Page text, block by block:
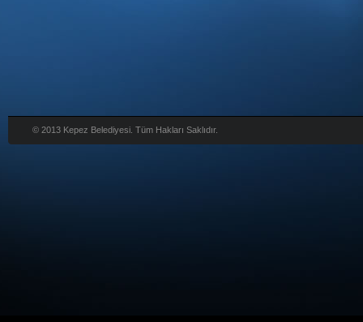
© 2013 Kepez Belediyesi. Tüm Hakları Saklıdır.